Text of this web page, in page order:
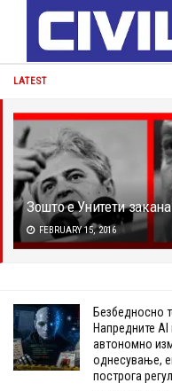
LATEST
Зошто е Унитети
FEBRUARY 15, 2016
Безбедносно
Напредните
автономно
однесување,
построга